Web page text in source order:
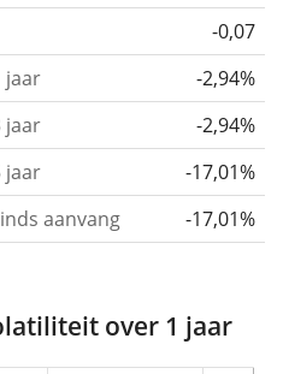
return of an asset
riskand gives you a
the degree of price
with in order to obtain
parameter for 1, 3 and
its evolution over time.
a period.This shows the
selling the asset at the
-0,07
jaar
-2,94%
jaar
-2,94%
jaar
-17,01%
aanvang
-17,01%
over 1 jaar